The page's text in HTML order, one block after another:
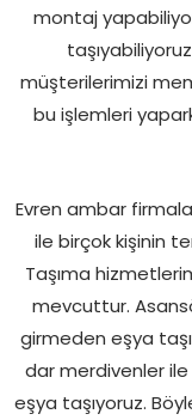
montaj
müşterilerimizi
bu işlemleri
Evren ambar
ile birçok kişinin
Taşıma
mevcuttur.
girmeden eşya
dar merdivenler ile
eşya taşıyoruz.